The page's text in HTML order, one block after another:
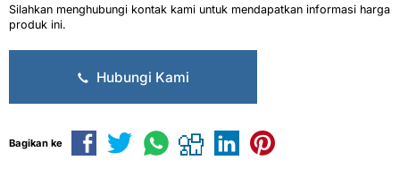
Silahkan menghubungi kontak kami untuk mendapatkan informasi harga
produk ini.
Hubungi Kami
Bagikan ke